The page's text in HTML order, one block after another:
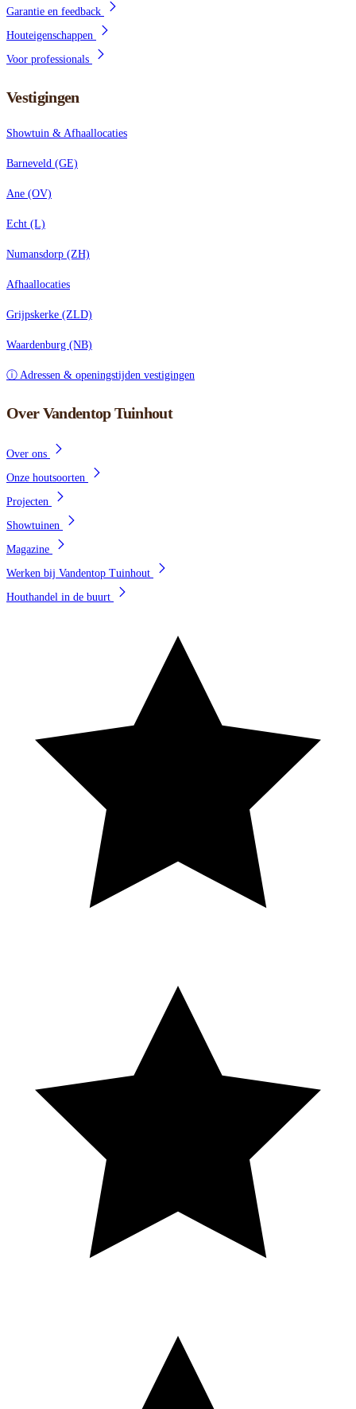
Garantie en feedback
Houteigenschappen
Voor professionals
Vestigingen
Showtuin & Afhaallocaties
Barneveld (GE)
Ane (OV)
Echt (L)
Numansdorp (ZH)
Afhaallocaties
Grijpskerke (ZLD)
Waardenburg (NB)
ⓘ Adressen & openingstijden vestigingen
Over Vandentop Tuinhout
Over ons
Onze houtsoorten
Projecten
Showtuinen
Magazine
Werken bij Vandentop Tuinhout
Houthandel in de buurt